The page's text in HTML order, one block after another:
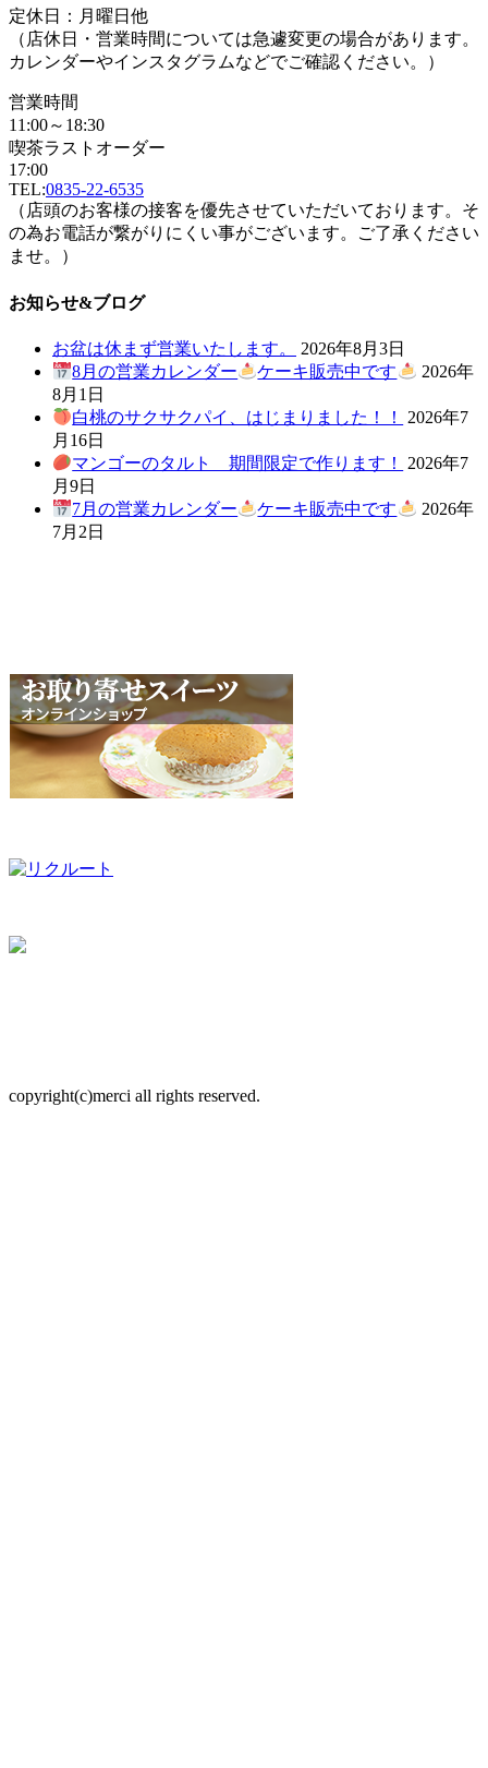
定休日：月曜日他
（店休日・営業時間については急遽変更の場合があります。
カレンダーやインスタグラムなどでご確認ください。）
営業時間
11:00～18:30
喫茶ラストオーダー
17:00
TEL:0835-22-6535
（店頭のお客様の接客を優先させていただいております。そ
の為お電話が繋がりにくい事がございます。ご了承ください
ませ。）
お知らせ&ブログ
お盆は休まず営業いたします。
2026年8月3日
8月の営業カレンダー
ケーキ販売中です
2026年
8月1日
白桃のサクサクパイ、はじまりました！！
2026年7
月16日
マンゴーのタルト 期間限定で作ります！
2026年7
月9日
7月の営業カレンダー
ケーキ販売中です
2026年
7月2日
copyright(c)merci all rights reserved.